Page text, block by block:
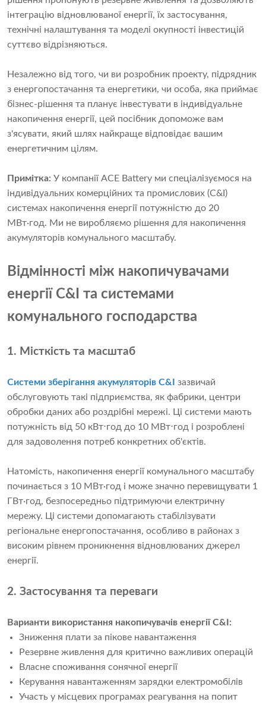
інтеграцію відновлюваної енергії, їх застосування,
технічні налаштування та моделі окупності інвестицій
суттєво відрізняються.
Незалежно від того, чи ви розробник проекту, підрядник
з енергопостачання та енергетики, чи особа, яка приймає
бізнес-рішення та планує інвестувати в індивідуальне
накопичення енергії, цей посібник допоможе вам
з'ясувати, який шлях найкраще відповідає вашим
енергетичним цілям.
Примітка: У компанії ACE Battery ми спеціалізуємося на
індивідуальних комерційних та промислових (C&I)
системах накопичення енергії потужністю до 20
МВт·год. Ми не виробляємо рішення для накопичення
акумуляторів комунального масштабу.
Відмінності між накопичувачами
енергії C&I та системами
комунального господарства
1. Місткість та масштаб
Системи зберігання акумуляторів C&I
зазвичай
обслуговують такі підприємства, як фабрики, центри
обробки даних або роздрібні мережі. Ці системи мають
потужність від 50 кВт⋅год до 10 МВт⋅год і розроблені
для задоволення потреб конкретних об'єктів.
Натомість, накопичення енергії комунального масштабу
починається з 10 МВт·год і може значно перевищувати 1
ГВт·год, безпосередньо підтримуючи електричну
мережу. Ці системи допомагають стабілізувати
регіональне енергопостачання, особливо в районах з
високим рівнем проникнення відновлюваних джерел
енергії.
2. Застосування та переваги
Варианти використання накопичувачів енергії C&I:
Зниження плати за пікове навантаження
Резервне живлення для критично важливих операцій
Власне споживання сонячної енергії
Керування навантаженням зарядки електромобілів
Участь у місцевих програмах реагування на попит